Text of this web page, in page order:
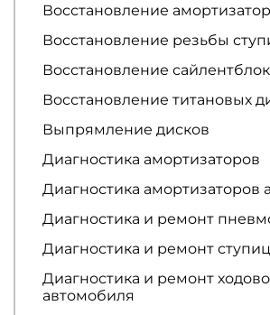
Восстановление
Восстановление резьбы
Восстановление
Восстановление титановых
Выпрямление дисков
Диагностика амортизаторов
Диагностика амортизаторов
Диагностика и ремонт
Диагностика и ремонт
Диагностика и ремонт
автомобиля